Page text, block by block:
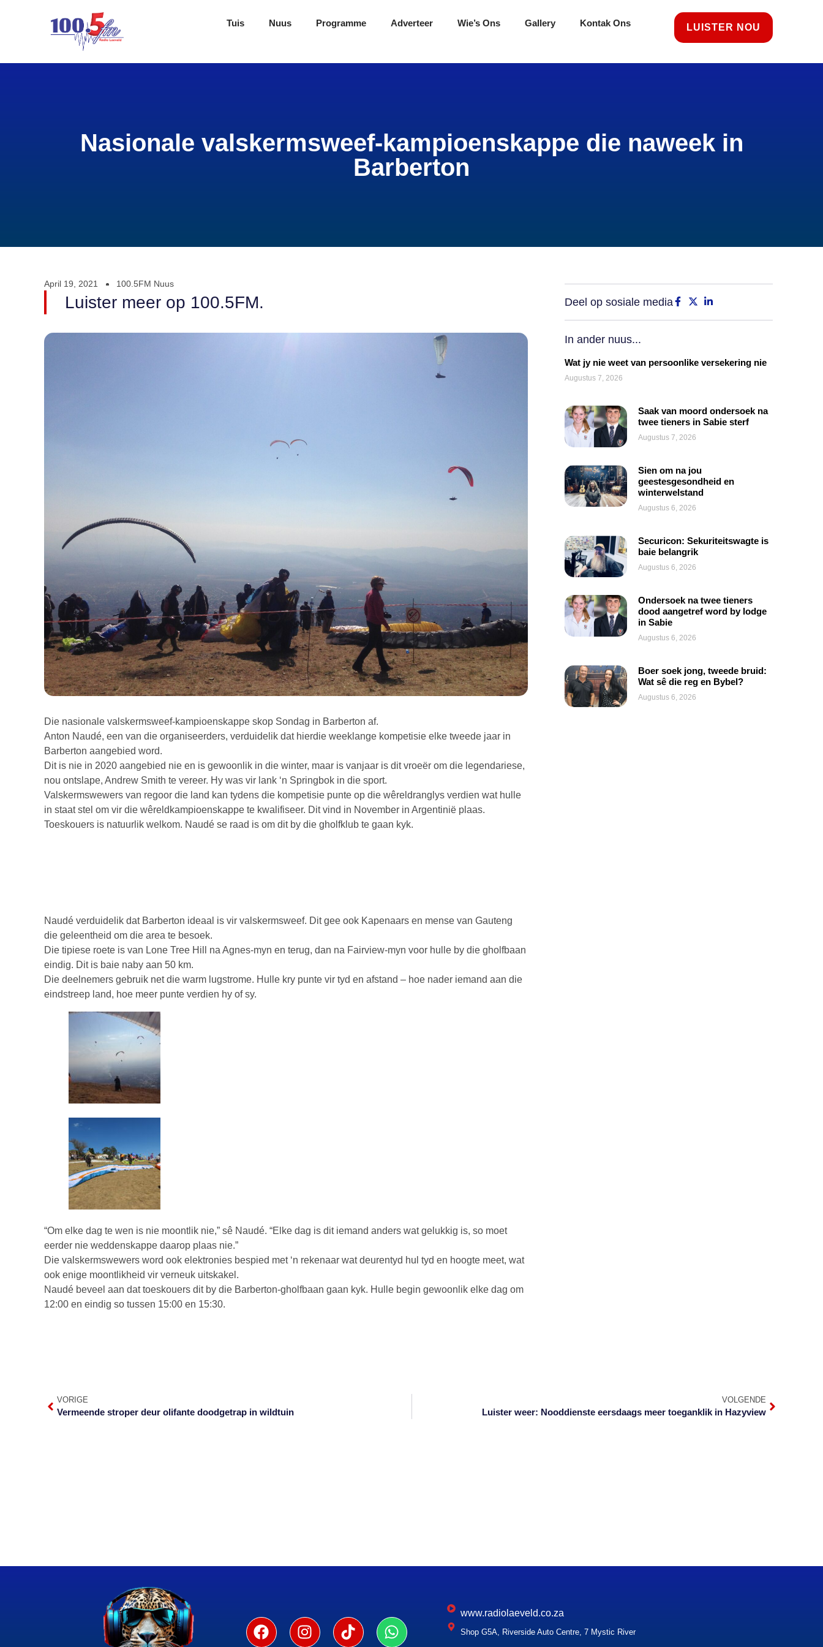
Tuis Nuus Programme Adverteer Wie’s Ons Gallery Kontak Ons LUISTER NOU
Nasionale valskermsweef-kampioenskappe die naweek in
Barberton
April 19, 2021 100.5FM Nuus
Luister meer op 100.5FM.
Die nasionale valskermsweef-kampioenskappe skop Sondag in Barberton af.
Anton Naudé, een van die organiseerders, verduidelik dat hierdie weeklange kompetisie elke tweede jaar in
Barberton aangebied word.
Dit is nie in 2020 aangebied nie en is gewoonlik in die winter, maar is vanjaar is dit vroeër om die legendariese,
nou ontslape, Andrew Smith te vereer. Hy was vir lank ‘n Springbok in die sport.
Valskermswewers van regoor die land kan tydens die kompetisie punte op die wêreldranglys verdien wat hulle
in staat stel om vir die wêreldkampioenskappe te kwalifiseer. Dit vind in November in Argentinië plaas.
Toeskouers is natuurlik welkom. Naudé se raad is om dit by die gholfklub te gaan kyk.
Naudé verduidelik dat Barberton ideaal is vir valskermsweef. Dit gee ook Kapenaars en mense van Gauteng
die geleentheid om die area te besoek.
Die tipiese roete is van Lone Tree Hill na Agnes-myn en terug, dan na Fairview-myn voor hulle by die gholfbaan
eindig. Dit is baie naby aan 50 km.
Die deelnemers gebruik net die warm lugstrome. Hulle kry punte vir tyd en afstand – hoe nader iemand aan die
eindstreep land, hoe meer punte verdien hy of sy.
“Om elke dag te wen is nie moontlik nie,” sê Naudé. “Elke dag is dit iemand anders wat gelukkig is, so moet
eerder nie weddenskappe daarop plaas nie.”
Die valskermswewers word ook elektronies bespied met ‘n rekenaar wat deurentyd hul tyd en hoogte meet, wat
ook enige moontlikheid vir verneuk uitskakel.
Naudé beveel aan dat toeskouers dit by die Barberton-gholfbaan gaan kyk. Hulle begin gewoonlik elke dag om
12:00 en eindig so tussen 15:00 en 15:30.
Deel op sosiale media
In ander nuus...
Wat jy nie weet van persoonlike versekering nie
Augustus 7, 2026
Saak van moord ondersoek na
twee tieners in Sabie sterf
Augustus 7, 2026
Sien om na jou
geestesgesondheid en
winterwelstand
Augustus 6, 2026
Securicon: Sekuriteitswagte is
baie belangrik
Augustus 6, 2026
Ondersoek na twee tieners
dood aangetref word by lodge
in Sabie
Augustus 6, 2026
Boer soek jong, tweede bruid:
Wat sê die reg en Bybel?
Augustus 6, 2026
VORIGE
Vermeende stroper deur olifante doodgetrap in wildtuin
VOLGENDE
Luister weer: Nooddienste eersdaags meer toeganklik in Hazyview
www.radiolaeveld.co.za
Shop G5A, Riverside Auto Centre, 7 Mystic River